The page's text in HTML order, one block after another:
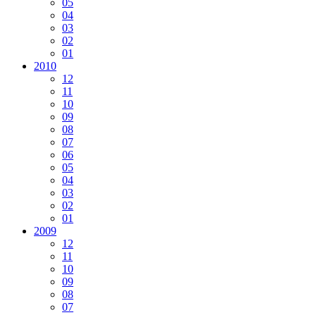
05
04
03
02
01
2010
12
11
10
09
08
07
06
05
04
03
02
01
2009
12
11
10
09
08
07